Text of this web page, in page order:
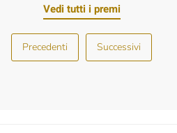
Vedi tutti i premi
Precedenti Successivi